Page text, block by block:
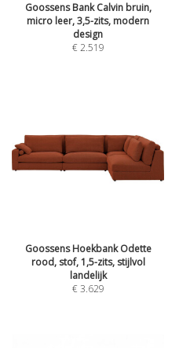
Goossens Bank Calvin bruin,
micro leer, 3,5-zits, modern
design
€2.519
Goossens Hoekbank Odette
rood, stof, 1,5-zits, stijlvol
landelijk
€3.629